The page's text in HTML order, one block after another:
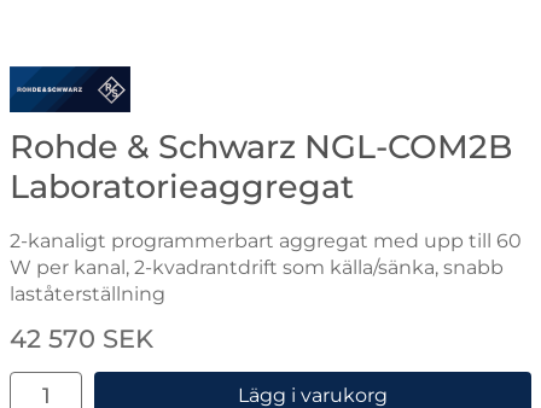
Gå till varumärkessidan för Rohde & Schwarz
Rohde & Schwarz NGL-COM2B
Laboratorieaggregat
2-kanaligt programmerbart aggregat med upp till 60
W per kanal, 2-kvadrantdrift som källa/sänka, snabb
laståterställning
Handla denna produkt Rohde & Schwarz NGL-
pris
42 570 SEK
antal
Lägg i varukorg